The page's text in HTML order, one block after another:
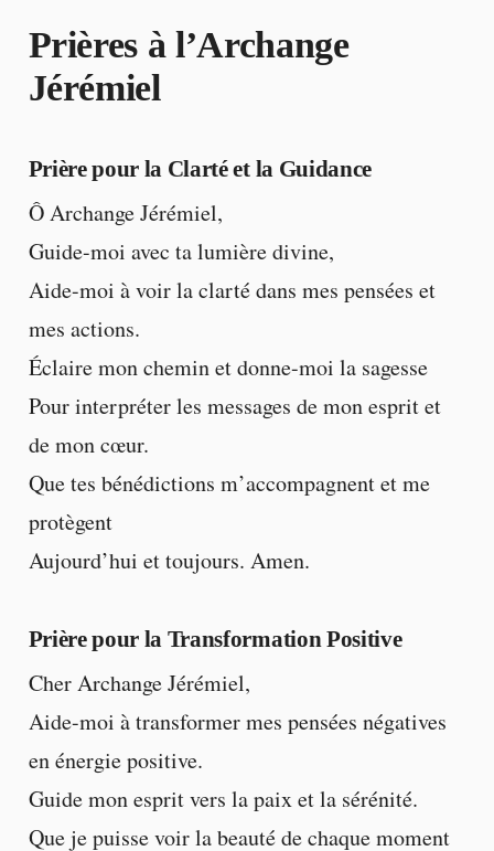
Prières à l’Archange
Jérémiel
Prière pour la Clarté et la Guidance
Ô Archange Jérémiel,
Guide-moi avec ta lumière divine,
Aide-moi à voir la clarté dans mes pensées et
mes actions.
Éclaire mon chemin et donne-moi la sagesse
Pour interpréter les messages de mon esprit et
de mon cœur.
Que tes bénédictions m’accompagnent et me
protègent
Aujourd’hui et toujours. Amen.
Prière pour la Transformation Positive
Cher Archange Jérémiel,
Aide-moi à transformer mes pensées négatives
en énergie positive.
Guide mon esprit vers la paix et la sérénité.
Que je puisse voir la beauté de chaque moment